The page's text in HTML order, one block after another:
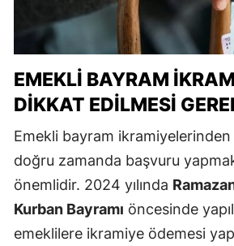
EMEKLI BAYRAM
DIKKAT EDILMESI
Emekli bayram
doğru zamanda başvuru
önemlidir. 2024 yılında
Kurban Bayramı öncesinde
emeklilere ikramiye ödemesi